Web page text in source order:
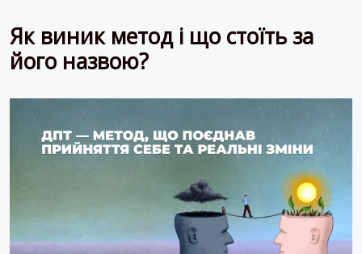
Як виник метод і що стоїть за
його назвою?